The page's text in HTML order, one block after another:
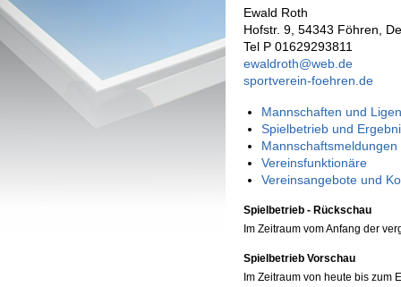
Ewald Roth
Hofstr. 9, 54343 Föhren,
Tel P 01629293811
ewaldroth@web.de
sportverein-foehren.de
Mannschaften und
Spielbetrieb und
Vereinsfunktionäre
Vereinsangebote und
Spielbetrieb - Rückschau
Im Zeitraum vom Anfang der
Spielbetrieb Vorschau
Im Zeitraum von heute bis zum